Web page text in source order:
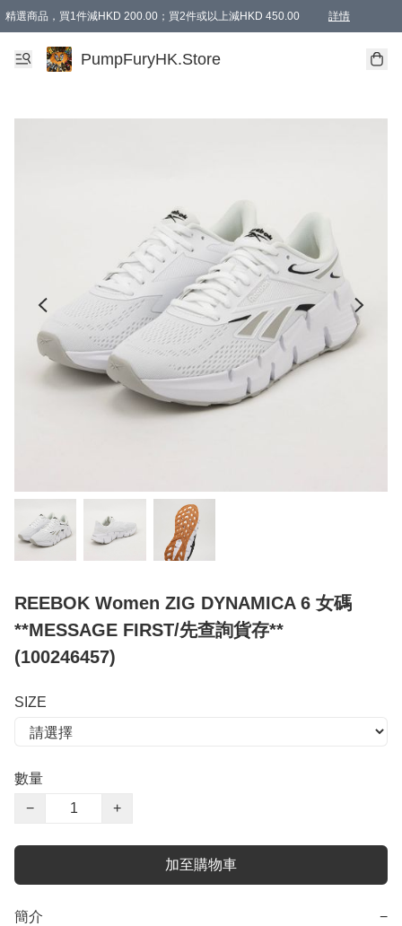
精選商品，買1件減HKD 200.00；買2件或以上減HKD 450.00 詳情
AAPE商品,會員專享9折或以上（按會員等級）AAPE products, members can
精選商品，任選買2件或以上減HKD 100.00
購物滿 HKD 800.00即享免運費優惠！（適用於 特定的送貨方式 )
PumpFuryHK.Store
REEBOK Women ZIG DYNAMICA 6 女碼
**MESSAGE FIRST/先查詢貨存**
(100246457)
SIZE
數量
−
+
加至購物車
簡介 −